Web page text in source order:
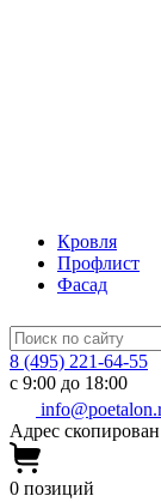
Кровля
Профлист
Фасад
8 (495) 221-64-55
с 9:00 до 18:00
Адрес скопирован
0 позиций